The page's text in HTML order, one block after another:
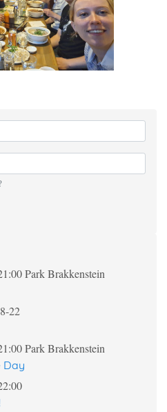
Park Brakkenstein
22
Park Brakkenstein
Day